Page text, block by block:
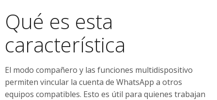
Qué es esta
característica
El modo compañero y las funciones multidispositivo
permiten vincular la cuenta de WhatsApp a otros
equipos compatibles. Esto es útil para quienes trabajan